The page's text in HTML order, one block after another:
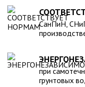
для машины. При
стоков в зависимости
возможности
устойчивость к
2. Возможность
температуры, в том
период. 3.
устанавливается на
нескольких часов. 5.
ассортименте
СанПиН,
при
грунтовых